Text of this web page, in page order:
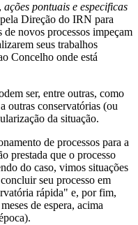
ações pontuais e especificas
Direção do IRN para
novos processos impeçam
seus trabalhos
Concelho onde está
ser, entre outras, como
outras conservatórias (ou
da situação.
de processos para a
prestada que o processo
do caso, vimos situações
seu processo em
rápida" e, por fim,
de espera, acima